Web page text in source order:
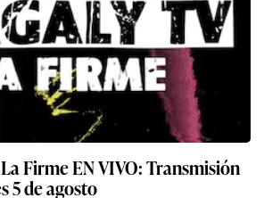
Firme EN VIVO: Transmisión
5 de agosto